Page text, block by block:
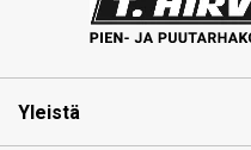
Yleistä